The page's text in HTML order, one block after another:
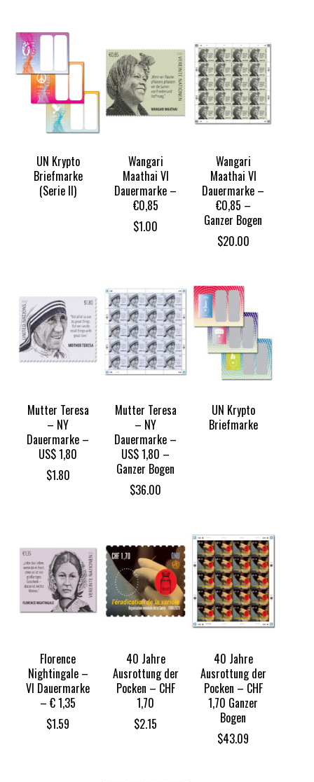
UN Krypto
Briefmarke
(Serie II)
Wangari
Maathai VI
Dauermarke –
€0,85
$1.00
Wangari
Maathai VI
Dauermarke –
€0,85 –
Ganzer Bogen
$20.00
Mutter Teresa
– NY
Dauermarke –
US$ 1,80
$1.80
Mutter Teresa
– NY
Dauermarke –
US$ 1,80 –
Ganzer Bogen
$36.00
UN Krypto
Briefmarke
Florence
Nightingale –
VI Dauermarke
– € 1,35
$1.59
40 Jahre
Ausrottung der
Pocken – CHF
1,70
$2.15
40 Jahre
Ausrottung der
Pocken – CHF
1,70 Ganzer
Bogen
$43.09